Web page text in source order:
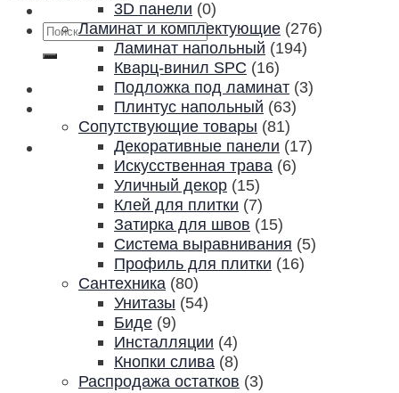
Контакты
Искать:
3D панели (0)
Ламинат и комплектующие (276)
Ламинат напольный (194)
Кварц-винил SPC (16)
Подложка под ламинат (3)
Плинтус напольный (63)
Сопутствующие товары (81)
Декоративные панели (17)
Искусственная трава (6)
Уличный декор (15)
Клей для плитки (7)
Затирка для швов (15)
Система выравнивания (5)
Профиль для плитки (16)
Сантехника (80)
Унитазы (54)
Биде (9)
Инсталляции (4)
Кнопки слива (8)
Распродажа остатков (3)